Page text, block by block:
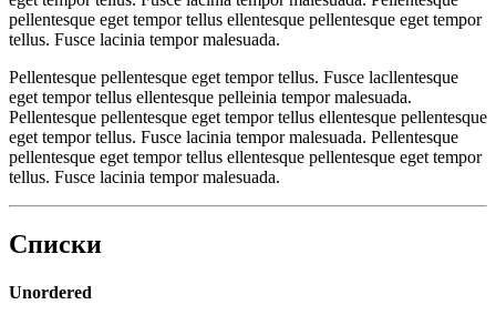
pellentesque eget tempor tellus ellentesque pellentesque eget tempor
tellus. Fusce lacinia tempor malesuada.
Pellentesque pellentesque eget tempor tellus. Fusce lacllentesque
eget tempor tellus ellentesque pelleinia tempor malesuada.
Pellentesque pellentesque eget tempor tellus ellentesque pellentesque
eget tempor tellus. Fusce lacinia tempor malesuada. Pellentesque
pellentesque eget tempor tellus ellentesque pellentesque eget tempor
tellus. Fusce lacinia tempor malesuada.
Списки
Unordered